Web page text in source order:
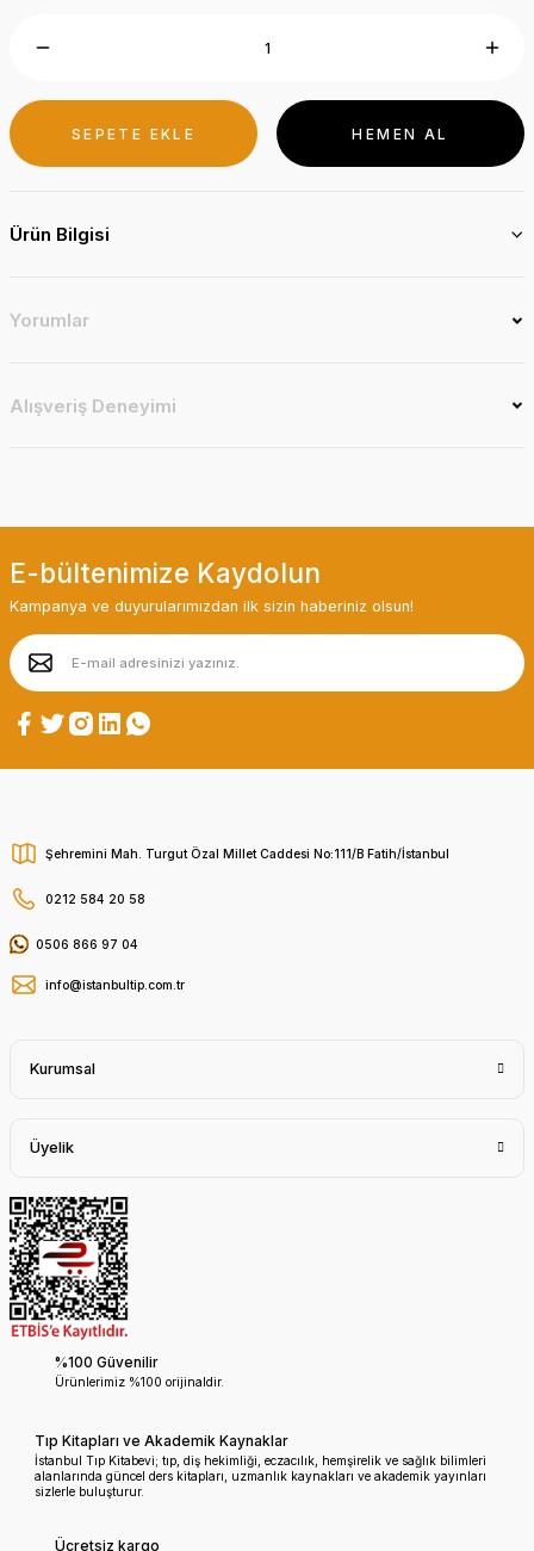
SEPETE EKLE HEMEN AL
Ürün Bilgisi
Yorumlar
Alışveriş Deneyimi
E-bültenimize Kaydolun
Kampanya ve duyurularımızdan ilk sizin haberiniz olsun!
Şehremini Mah. Turgut Özal Millet Caddesi No:111/B Fatih/İstanbul
0212 584 20 58
0506 866 97 04
info@istanbultip.com.tr
Kurumsal
Üyelik
%100 Güvenilir
Ürünlerimiz %100 orijinaldir.
Tıp Kitapları ve Akademik Kaynaklar
İstanbul Tıp Kitabevi; tıp, diş hekimliği, eczacılık, hemşirelik ve sağlık bilimleri
alanlarında güncel ders kitapları, uzmanlık kaynakları ve akademik yayınları
sizlerle buluşturur.
Ücretsiz kargo